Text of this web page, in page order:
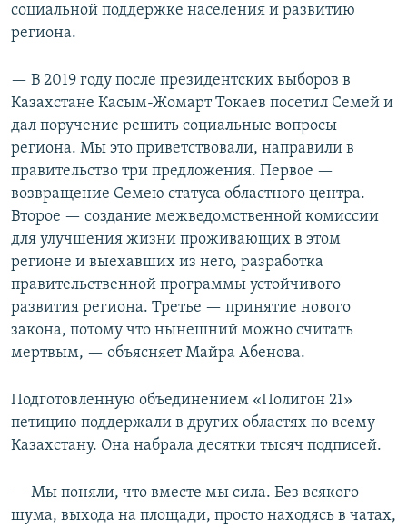
социальной поддержке населения и развитию
региона.
— В 2019 году после президентских выборов в
Казахстане Касым-Жомарт Токаев посетил Семей и
дал поручение решить социальные вопросы
региона. Мы это приветствовали, направили в
правительство три предложения. Первое —
возвращение Семею статуса областного центра.
Второе — создание межведомственной комиссии
для улучшения жизни проживающих в этом
регионе и выехавших из него, разработка
правительственной программы устойчивого
развития региона. Третье — принятие нового
закона, потому что нынешний можно считать
мертвым, — объясняет Майра Абенова.
Подготовленную объединением «Полигон 21»
петицию поддержали в других областях по всему
Казахстану. Она набрала десятки тысяч подписей.
— Мы поняли, что вместе мы сила. Без всякого
шума, выхода на площади, просто находясь в чатах,